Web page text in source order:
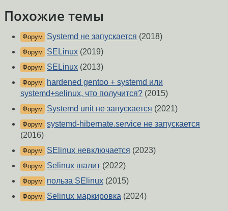
Похожие темы
Форум Systemd не запускается (2018)
Форум SELinux (2019)
Форум SELinux (2013)
Форум
hardened gentoo + systemd или
systemd+selinux, что получится? (2015)
Форум Systemd unit не запускается (2021)
Форум systemd-hibernate.service не запускается
(2016)
Форум SElinux невключается (2023)
Форум Selinux шалит (2022)
Форум польза SElinux (2015)
Форум Selinux маркировка (2024)